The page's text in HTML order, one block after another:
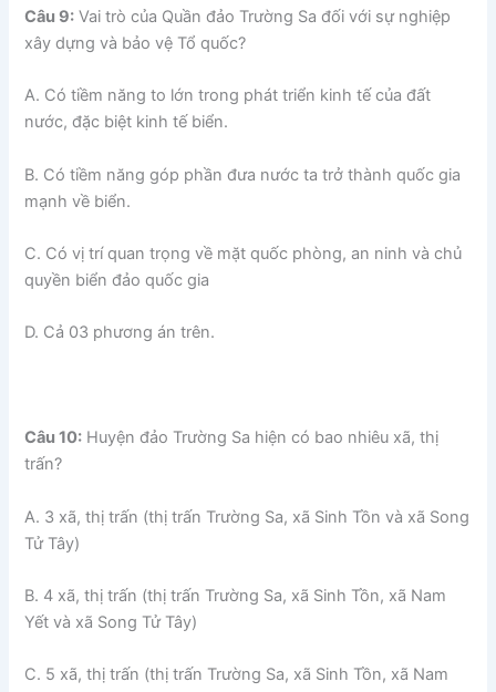
Câu 9: Vai trò của Quần đảo Trường Sa đối với sự nghiệp
xây dựng và bảo vệ Tổ quốc?
A. Có tiềm năng to lớn trong phát triển kinh tế của đất
nước, đặc biệt kinh tế biển.
B. Có tiềm năng góp phần đưa nước ta trở thành quốc gia
mạnh về biển.
C. Có vị trí quan trọng về mặt quốc phòng, an ninh và chủ
quyền biển đảo quốc gia
D. Cả 03 phương án trên.
Câu 10: Huyện đảo Trường Sa hiện có bao nhiêu xã, thị
trấn?
A. 3 xã, thị trấn (thị trấn Trường Sa, xã Sinh Tồn và xã Song
Tử Tây)
B. 4 xã, thị trấn (thị trấn Trường Sa, xã Sinh Tồn, xã Nam
Yết và xã Song Tử Tây)
C. 5 xã, thị trấn (thị trấn Trường Sa, xã Sinh Tồn, xã Nam